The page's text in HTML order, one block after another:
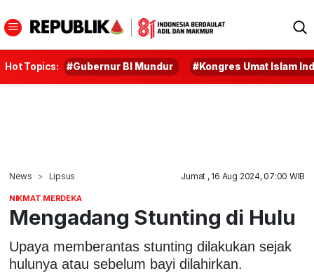
Hot Topics: #Gubernur BI Mundur #Kongres Umat Islam
News Lipsus Jumat , 16 Aug 2024, 07:00 WIB
NIKMAT MERDEKA
Mengadang Stunting di Hulu
Upaya memberantas stunting dilakukan sejak
hulunya atau sebelum bayi dilahirkan.